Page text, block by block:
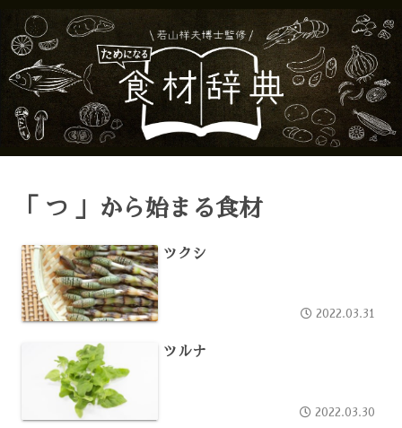
「 つ 」から始まる食材
ツクシ
2022.03.31
ツルナ
2022.03.30